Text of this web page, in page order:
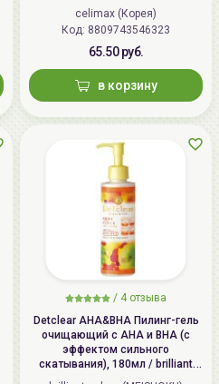
celimax (Корея)
Код: 8809743546323
65.50 руб.
в корзину
/ 4 отзыва
Detclear AHA&BHA Пилинг-гель
очищающий с AHA и BHA (с
эффектом сильного
скатывания), 180мл / brilliant
colors (MEISHOKU) Detclear